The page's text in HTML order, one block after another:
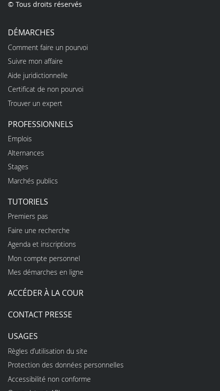
© Tous droits réservés
DÉMARCHES
Comment faire un pourvoi
Suivre mon affaire
Aide juridictionnelle
Certificat de non pourvoi
Trouver un expert
PROFESSIONNELS
Emplois
Alternances
Stages
Marchés publics
TUTORIELS
Premiers pas
Faire une recherche
Agenda et inscriptions
Mon compte personnel
Mes démarches en ligne
ACCÉDER À LA COUR
CONTACT PRESSE
USAGES
Règles d’utilisation du site
Protection des données personnelles
Accessibilité non conforme